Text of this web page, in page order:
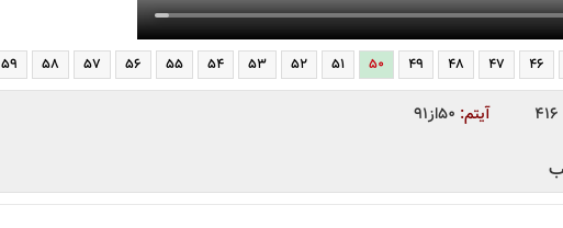
46
47
48
49
50
51
52
53
54
55
56
57
58
59
آیتم: